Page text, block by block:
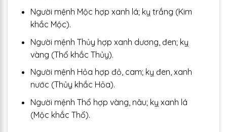
Người mệnh Mộc hợp xanh lá; kỵ trắng (Kim
khắc Mộc).
Người mệnh Thủy hợp xanh dương, đen; kỵ
vàng (Thổ khắc Thủy).
Người mệnh Hỏa hợp đỏ, cam; kỵ đen, xanh
nước (Thủy khắc Hỏa).
Người mệnh Thổ hợp vàng, nâu; kỵ xanh lá
(Mộc khắc Thổ).